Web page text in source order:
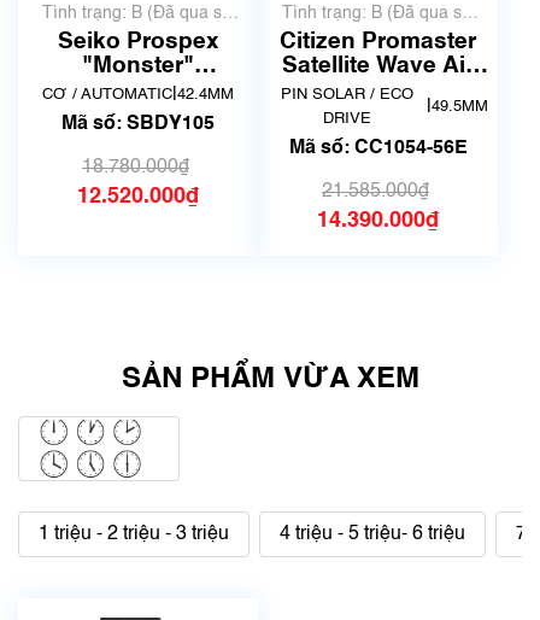
Tình trạng: B (Đã qua sử
dụng, hàng đẹp, có chút
xước dăm)
Seiko Prospex
"Monster"
Antarctica
SBDY105
CƠ / AUTOMATIC 42.4MM
Mã số: SBDY105
18.780.000₫
12.520.000₫
Tình trạng: B (Đã qua sử
dụng, hàng đẹp, có chút
xước dăm)
Citizen Promaster
Satellite Wave Air
CC1054-56E
PIN SOLAR / ECO
DRIVE
49.5MM
Mã số: CC1054-56E
21.585.000₫
14.390.000₫
SẢN PHẨM VỪA XEM
1 triệu - 2 triệu - 3 triệu 4 triệu - 5 triệu- 6 triệu 7